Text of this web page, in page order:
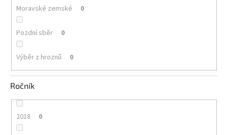
Moravské zemské 0
Pozdní sběr 0
Výběr z hroznů 0
Ročník
2018 0